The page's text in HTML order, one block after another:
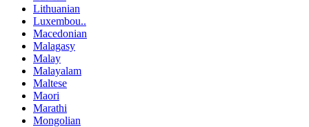
Lithuanian
Luxembou..
Macedonian
Malagasy
Malay
Malayalam
Maltese
Maori
Marathi
Mongolian